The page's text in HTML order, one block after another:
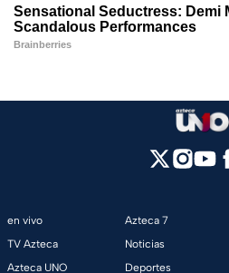
en vivo
TV Azteca
Azteca UNO
Azteca 7
Noticias
Deportes